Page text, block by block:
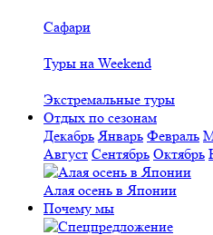
Сафари
Туры на Weekend
Экстремальные туры
Отдых по сезонам
Декабрь Январь Февраль
Август Сентябрь Октябрь
Алая осень в Японии
Почему мы